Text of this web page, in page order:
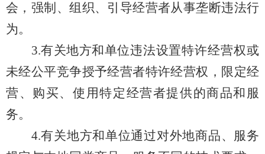
会，强制、组织、引导经营者从事垄断违法行
为。
3.有关地方和单位违法设置特许经营权或
未经公平竞争授予经营者特许经营权，限定经
营、购买、使用特定经营者提供的商品和服
务。
4.有关地方和单位通过对外地商品、服务